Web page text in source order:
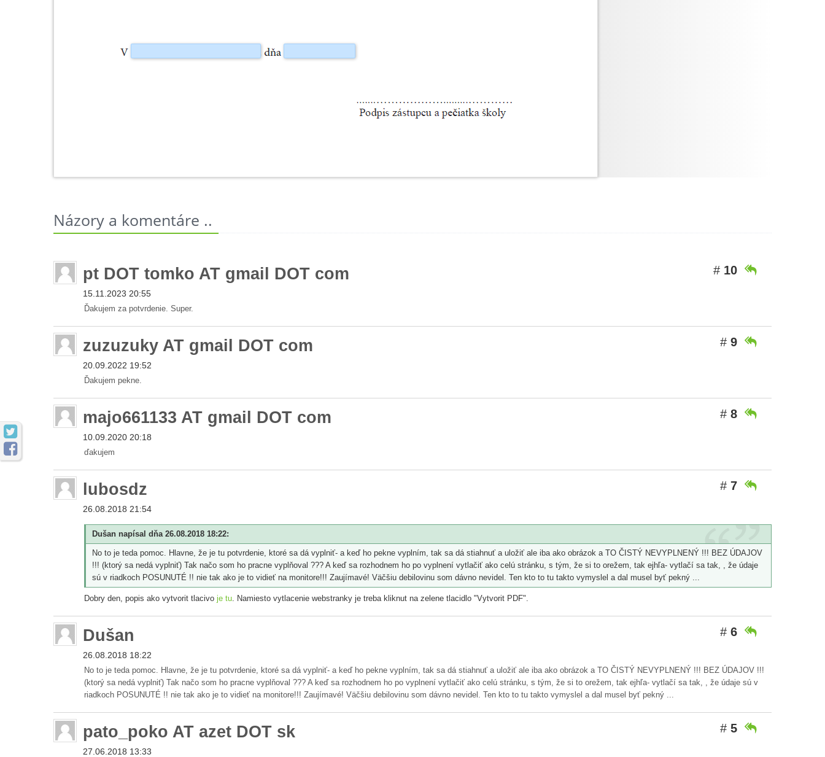


Názory a komentáre ..
pt DOT tomko AT gmail DOT com
15.11.2023 20:55
# 10 
Ďakujem za potvrdenie. Super.
zuzuzuky AT gmail DOT com
20.09.2022 19:52
# 9 
Ďakujem pekne.
majo661133 AT gmail DOT com
10.09.2020 20:18
# 8 
ďakujem
lubosdz
26.08.2018 21:54
# 7 
Dušan napísal dňa 26.08.2018 18:22:
No to je teda pomoc. Hlavne, že je tu potvrdenie, ktoré sa dá vyplniť- a keď ho pekne vyplním, tak sa dá stiahnuť a uložiť ale iba ako obrázok a TO ČISTÝ NEVYPLNENÝ !!! BEZ ÚDAJOV
!!! (ktorý sa nedá vyplniť) Tak načo som ho pracne vyplňoval ??? A keď sa rozhodnem ho po vyplnení vytlačiť ako celú stránku, s tým, že si to orežem, tak ejhľa- vytlačí sa tak, , že údaje
sú v riadkoch POSUNUTÉ !! nie tak ako je to vidieť na monitore!!! Zaujímavé! Väčšiu debilovinu som dávno nevidel. Ten kto to tu takto vymyslel a dal musel byť pekný ...
Dobry den, popis ako vytvorit tlacivo je tu. Namiesto vytlacenie webstranky je treba kliknut na zelene tlacidlo "Vytvorit PDF".
Dušan
26.08.2018 18:22
# 6 
No to je teda pomoc. Hlavne, že je tu potvrdenie, ktoré sa dá vyplniť- a keď ho pekne vyplním, tak sa dá stiahnuť a uložiť ale iba ako obrázok a TO ČISTÝ NEVYPLNENÝ !!! BEZ ÚDAJOV !!!
(ktorý sa nedá vyplniť) Tak načo som ho pracne vyplňoval ??? A keď sa rozhodnem ho po vyplnení vytlačiť ako celú stránku, s tým, že si to orežem, tak ejhľa- vytlačí sa tak, , že údaje sú v
riadkoch POSUNUTÉ !! nie tak ako je to vidieť na monitore!!! Zaujímavé! Väčšiu debilovinu som dávno nevidel. Ten kto to tu takto vymyslel a dal musel byť pekný ...
pato_poko AT azet DOT sk
27.06.2018 13:33
# 5 